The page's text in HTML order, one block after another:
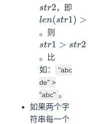
str2 ，即
len(str1)>le n(
。则
str1> str2
。比
如：
"abc
de" >
"abc" 。
如果两个字
符串每一个